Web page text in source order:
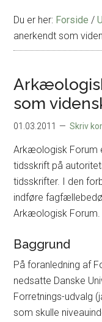
Du er her: Forside /
anerkendt som
som
01.03.2011 Skriv
Arkæologisk Forum
tidsskrift på
tidsskrifter. I den
indføre
Arkæologisk Forum.
Baggrund
På foranledning af
nedsatte Danske
Forretnings-udvalg
som skulle